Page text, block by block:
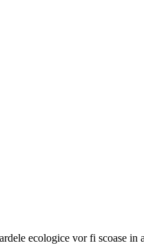
ecologice vor fi scoase